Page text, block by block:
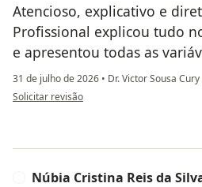
Atencioso, explicativo e
Profissional explicou tudo
e apresentou todas as
31 de julho de 2026 • Dr. Victor Sousa Cury
na opinião do utilizador LP
Solicitar revisão
Núbia Cristina Reis da